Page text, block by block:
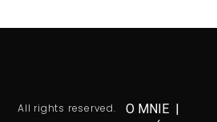
All rights reserved. O MNIE |